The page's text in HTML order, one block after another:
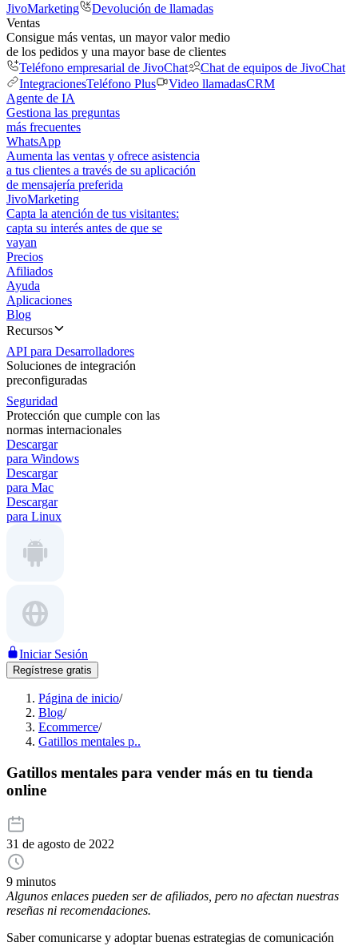
JivoMarketing
Devolución de llamadas
Ventas
Consigue más ventas, un mayor valor medio
de los pedidos y una mayor base de clientes
Teléfono empresarial de JivoChat
Chat de equipos de JivoChat
IntegracionesTeléfono Plus Video llamadasCRM
Agente de IA
Gestiona las preguntas
más frecuentes
WhatsApp
Aumenta las ventas y ofrece asistencia
a tus clientes a través de su aplicación
de mensajería preferida
JivoMarketing
Capta la atención de tus visitantes:
capta su interés antes de que se
vayan
Precios
Afiliados
Ayuda
Aplicaciones
Blog
Recursos
API para Desarrolladores
Soluciones de integración
preconfiguradas
Seguridad
Protección que cumple con las
normas internacionales
Descargar
para Windows
Descargar
para Mac
Descargar
para Linux
Iniciar Sesión
Regístrese gratis
Página de inicio/
Blog/
Ecommerce/
Gatillos mentales p..
Gatillos mentales para vender más en tu tienda
online
31 de agosto de 2022
9 minutos
Algunos enlaces pueden ser de afiliados, pero no afectan nuestras
reseñas ni recomendaciones.
Saber comunicarse y adoptar buenas estrategias de comunicación